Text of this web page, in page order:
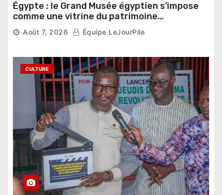
Égypte : le Grand Musée égyptien s’impose
comme une vitrine du patrimoine
pharaonique auprès des dirigeants
étrangers
Août 7, 2026 Équipe LeJourPile
CULTURE